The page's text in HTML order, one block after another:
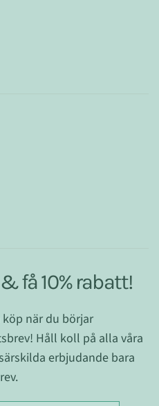
få 10% rabatt!
när du börjar
Håll koll på alla våra
erbjudande bara